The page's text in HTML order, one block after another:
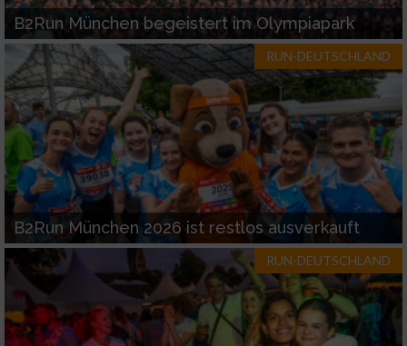
B2Run München begeistert im Olympiapark
RUN-DEUTSCHLAND
B2Run München 2026 ist restlos ausverkauft
RUN-DEUTSCHLAND